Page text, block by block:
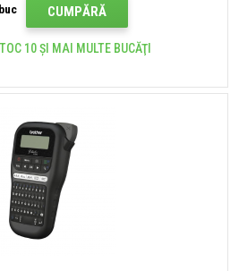
buc CUMPĂRĂ
10 ȘI MAI MULTE BUCĂŢI